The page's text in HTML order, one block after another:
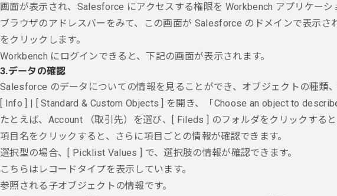
画面が表示され、Salesforce にアクセスする権限を Workbench アプリケーシ
ブラウザのアドレスバーをみて、この画面が Salesforce のドメインで表示
をクリックします。
Workbench にログインできると、下記の画面が表示されます。
3.データの確認
Salesforce のデータについての情報を見ることができ、 オブジェクトの種類
[ Info ] | [ Standard & Custom Objects ] を開き、「Choose an object to
たとえば、Account （取引先）を選び、[ Fileds ] のフォルダをクリックすると
項目名をクリックすると、さらに項目ごとの情報が確認できます。
選択型の場合、[ Picklist Values ] で、選択肢の情報が確認できます。
こちらはレコードタイプを表示しています。
参照される子オブジェクトの情報です。